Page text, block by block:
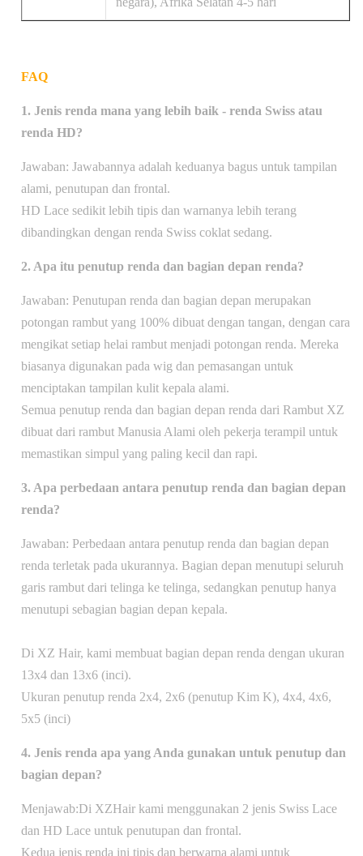
FAQ
1. Jenis renda mana yang lebih baik - renda Swiss atau
renda HD?
Jawaban: Jawabannya adalah keduanya bagus untuk tampilan
alami, penutupan dan frontal.
HD Lace sedikit lebih tipis dan warnanya lebih terang
dibandingkan dengan renda Swiss coklat sedang.
2. Apa itu penutup renda dan bagian depan renda?
Jawaban: Penutupan renda dan bagian depan merupakan
potongan rambut yang 100% dibuat dengan tangan, dengan cara
mengikat setiap helai rambut menjadi potongan renda. Mereka
biasanya digunakan pada wig dan pemasangan untuk
menciptakan tampilan kulit kepala alami.
Semua penutup renda dan bagian depan renda dari Rambut XZ
dibuat dari rambut Manusia Alami oleh pekerja terampil untuk
memastikan simpul yang paling kecil dan rapi.
3. Apa perbedaan antara penutup renda dan bagian depan
renda?
Jawaban: Perbedaan antara penutup renda dan bagian depan
renda terletak pada ukurannya. Bagian depan menutupi seluruh
garis rambut dari telinga ke telinga, sedangkan penutup hanya
menutupi sebagian bagian depan kepala.
Di XZ Hair, kami membuat bagian depan renda dengan ukuran
13x4 dan 13x6 (inci).
Ukuran penutup renda 2x4, 2x6 (penutup Kim K), 4x4, 4x6,
5x5 (inci)
4. Jenis renda apa yang Anda gunakan untuk penutup dan
bagian depan?
Menjawab:Di XZHair kami menggunakan 2 jenis Swiss Lace
dan HD Lace untuk penutupan dan frontal.
Kedua jenis renda ini tipis dan berwarna alami untuk